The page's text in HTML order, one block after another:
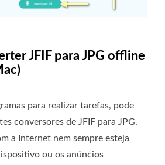
JFIF para JPG offline
para realizar tarefas, pode
conversores de JFIF para JPG.
a Internet nem sempre esteja
ou os anúncios